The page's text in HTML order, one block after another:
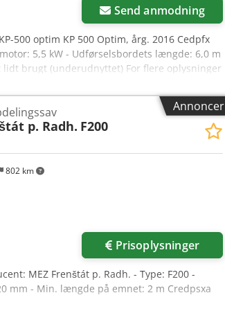
Send anmodning
500 optim KP 500 Optim, årg. 2016 Cedpfx
5,5 kW - Udførselsbordets længde: 6,0 m
brugt (underudnyttet) For flere oplysninger
Annoncer
802 km
p. Radh. F200
Prisoplysninger
MEZ Frenštát p. Radh. - Type: F200 -
mm - Min. længde på emnet: 2 m Credpsxa